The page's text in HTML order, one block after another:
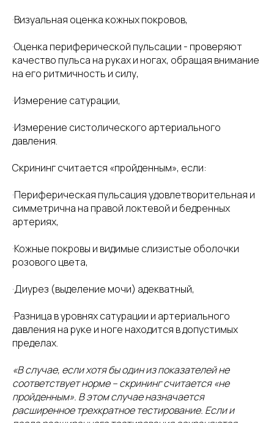
·Визуальная оценка кожных покровов,
·Оценка периферической пульсации - проверяют
качество пульса на руках и ногах, обращая внимание
на его ритмичность и силу,
·Измерение сатурации,
·Измерение систолического артериального
давления.
Скрининг считается «пройденным», если:
·Периферическая пульсация удовлетворительная и
симметрична на правой локтевой и бедренных
артериях,
·Кожные покровы и видимые слизистые оболочки
розового цвета,
·Диурез (выделение мочи) адекватный,
·Разница в уровнях сатурации и артериального
давления на руке и ноге находится в допустимых
пределах.
«В случае, если хотя бы один из показателей не
соответствует норме – скрининг считается «не
пройденным». В этом случае назначается
расширенное трехкратное тестирование. Если и